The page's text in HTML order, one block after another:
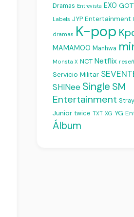
Dramas Entrevista EXO
Labels JYP Entertainment
dramas K-pop
MAMAMOO Manhwa
Monsta X NCT Netflix
Servicio Militar
SHINee Single SM
Entertainment
Junior twice TXT XG YG
Álbum